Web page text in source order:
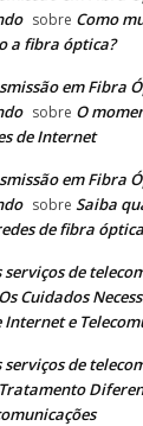
sobre Como
a fibra óptica?
em Fibra
sobre O
de Internet
em Fibra
sobre Saiba
de fibra óptica
serviços de
Os Cuidados
Internet e
serviços de
Tratamento